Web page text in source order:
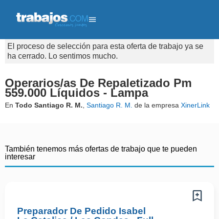
El proceso de selección para esta oferta de trabajo ya se
ha cerrado. Lo sentimos mucho.
Operarios/as De Repaletizado Pm
559.000 Líquidos - Lampa
En Todo Santiago R. M. Santiago R. M. de la empresa XinerLink
También tenemos más ofertas de trabajo que te pueden
interesar
Preparador De Pedido Isabel